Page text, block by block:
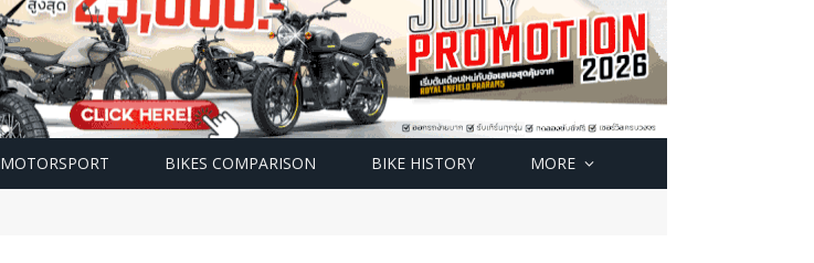
MOTORSPORT BIKES COMPARISON BIKE HISTORY MORE